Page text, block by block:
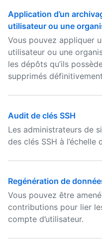
Application d’un
utilisateur ou une
Vous pouvez appliquer
utilisateur ou une
les dépôts qu’ils
supprimés
Audit de clés SSH
Les administrateurs de
des clés SSH à l’échelle
Regénération de
Vous pouvez être
contributions pour lier
compte d’utilisateur.